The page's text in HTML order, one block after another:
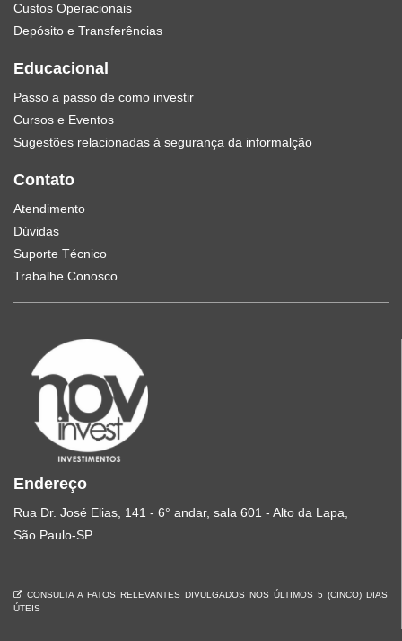
Custos Operacionais
Depósito e Transferências
Educacional
Passo a passo de como investir
Cursos e Eventos
Sugestões relacionadas à segurança da informalção
Contato
Atendimento
Dúvidas
Suporte Técnico
Trabalhe Conosco
Endereço
Rua Dr. José Elias, 141 - 6° andar, sala 601 - Alto da Lapa,
São Paulo-SP
CONSULTA A FATOS RELEVANTES DIVULGADOS NOS ÚLTIMOS 5 (CINCO) DIAS
ÚTEIS